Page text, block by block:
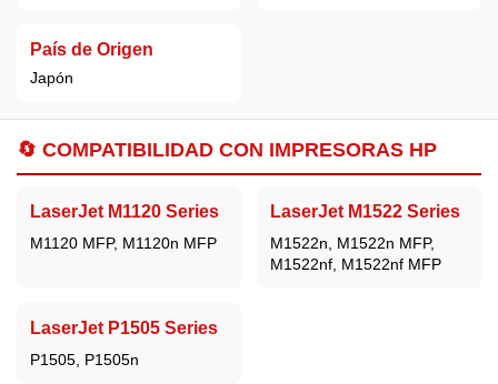
País de Origen
Japón
🔄 COMPATIBILIDAD CON IMPRESORAS HP
LaserJet M1120 Series
M1120 MFP, M1120n MFP
LaserJet M1522 Series
M1522n, M1522n MFP,
M1522nf, M1522nf MFP
LaserJet P1505 Series
P1505, P1505n